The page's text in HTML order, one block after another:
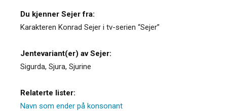
Du kjenner Sejer fra:
Karakteren Konrad Sejer i tv-serien “Sejer”
Jentevariant(er) av Sejer:
Sigurda, Sjura, Sjurine
Relaterte lister:
Navn som ender på konsonant